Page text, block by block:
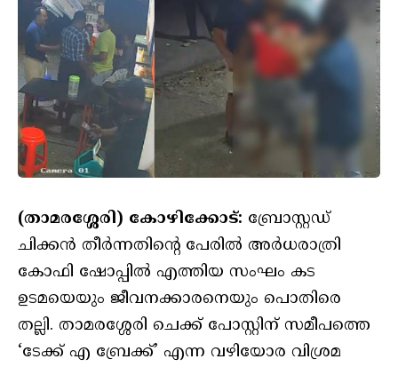
(താമരശ്ശേരി) കോഴിക്കോട്: ബ്രോസ്റ്റഡ്
ചിക്കൻ തീർന്നതിന്റെ പേരിൽ അർധരാത്രി
കോഫി ഷോപ്പിൽ എത്തിയ സംഘം കട
ഉടമയെയും ജീവനക്കാരനെയും പൊതിരെ
തല്ലി. താമരശ്ശേരി ചെക്ക് പോസ്റ്റിന് സമീപത്തെ
‘ടേക്ക് എ ബ്രേക്ക്’ എന്ന വഴിയോര വിശ്രമ